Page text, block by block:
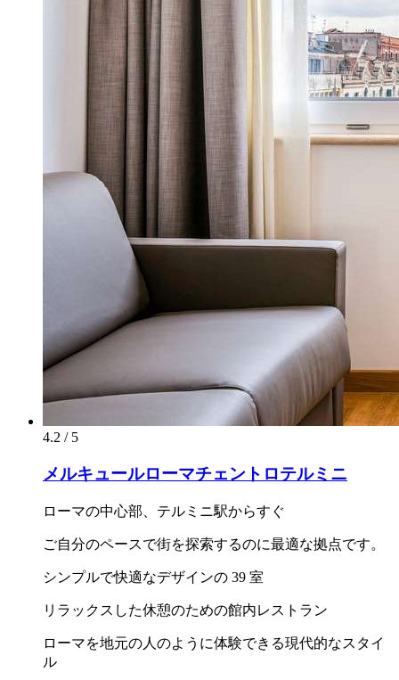
4.2 / 5
メルキュールローマチェントロテルミニ
ローマの中心部、テルミニ駅からすぐ
ご自分のペースで街を探索するのに最適な拠点です。
シンプルで快適なデザインの 39 室
リラックスした休憩のための館内レストラン
ローマを地元の人のように体験できる現代的なスタイ
ル